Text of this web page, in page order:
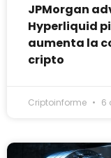
JPMorgan
Hyperliquid
aumenta la
cripto
Criptoinforme 6